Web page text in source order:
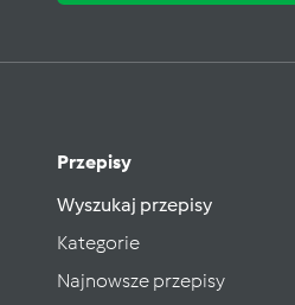
Przepisy
Wyszukaj przepisy
Kategorie
Najnowsze przepisy